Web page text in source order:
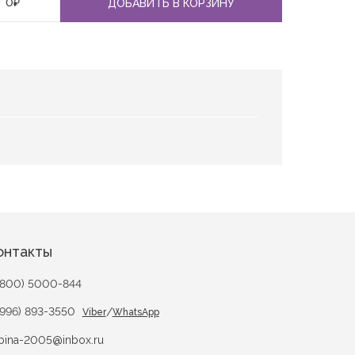
ДОБАВИТЬ В КОРЗИНУ
5000-844
893-3550 Viber/WhatsApp
2005@inbox.ru